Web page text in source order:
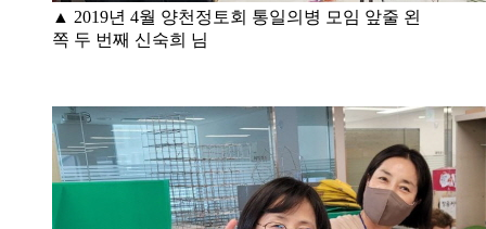
▲ 2019년 4월 양천정토회 통일의병 모임 앞줄 왼
쪽 두 번째 신숙희 님